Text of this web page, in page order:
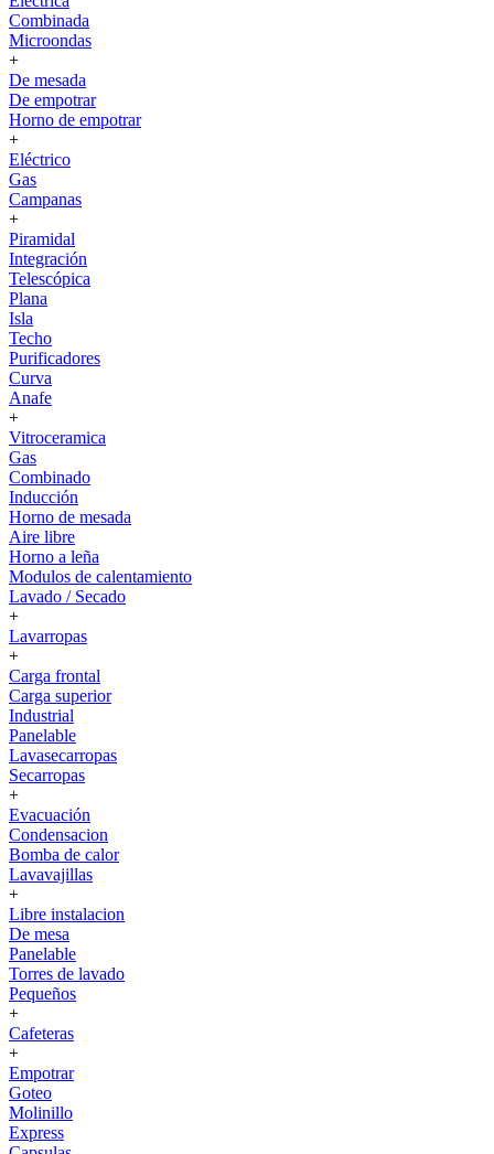
Combinada
Microondas
+
De mesada
De empotrar
Horno de empotrar
+
Eléctrico
Gas
Campanas
+
Piramidal
Integración
Telescópica
Plana
Isla
Techo
Purificadores
Curva
Anafe
+
Vitroceramica
Gas
Combinado
Inducción
Horno de mesada
Aire libre
Horno a leña
Modulos de calentamiento
Lavado / Secado
+
Lavarropas
+
Carga frontal
Carga superior
Industrial
Panelable
Lavasecarropas
Secarropas
+
Evacuación
Condensacion
Bomba de calor
Lavavajillas
+
Libre instalacion
De mesa
Panelable
Torres de lavado
Pequeños
+
Cafeteras
+
Empotrar
Goteo
Molinillo
Express